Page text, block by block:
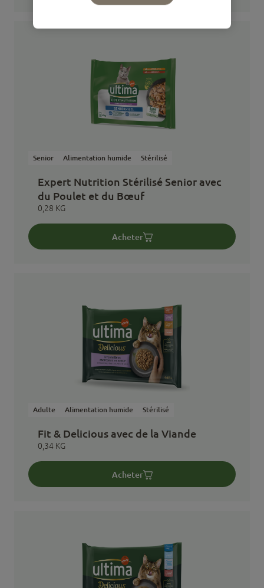
Senior Alimentation humide Stérilisé
Expert Nutrition Stérilisé Senior avec
du Poulet et du Bœuf
0,28 KG
Acheter
Adulte Alimentation humide Stérilisé
Fit & Delicious avec de la Viande
0,34 KG
Acheter